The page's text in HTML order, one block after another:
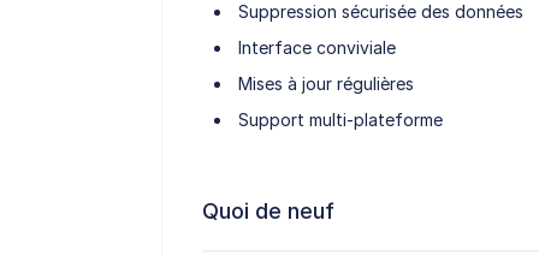
Suppression sécurisée des données
Interface conviviale
Mises à jour régulières
Support multi-plateforme
Quoi de neuf